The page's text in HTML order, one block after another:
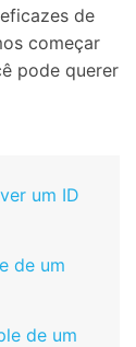
de
começar
pode querer
um ID
de um
de um